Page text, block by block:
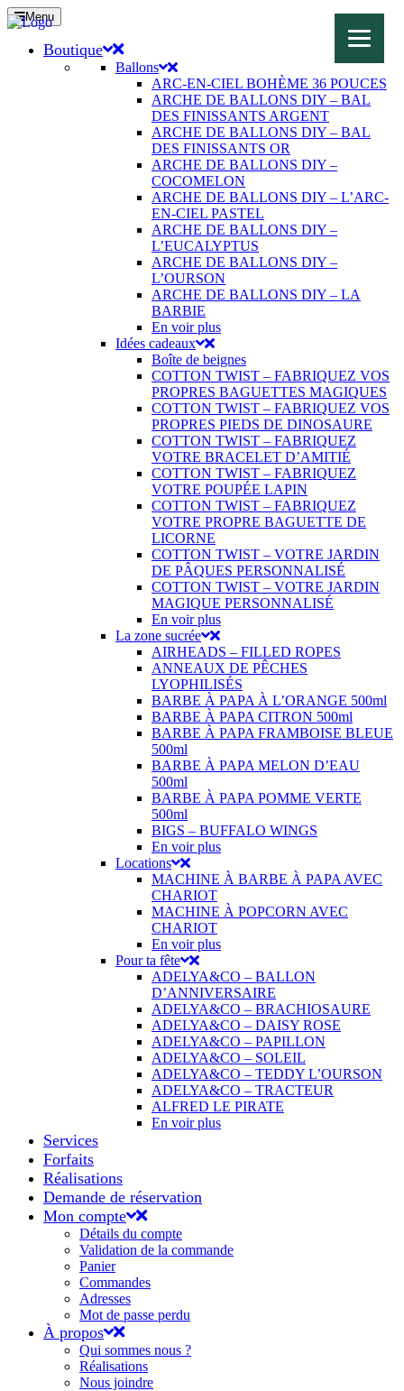
Menu
Boutique
Ballons
ARC-EN-CIEL BOHÈME 36 POUCES
ARCHE DE BALLONS DIY – BAL
DES FINISSANTS ARGENT
ARCHE DE BALLONS DIY – BAL
DES FINISSANTS OR
ARCHE DE BALLONS DIY –
COCOMELON
ARCHE DE BALLONS DIY – L’ARC-
EN-CIEL PASTEL
ARCHE DE BALLONS DIY –
L’EUCALYPTUS
ARCHE DE BALLONS DIY –
L’OURSON
ARCHE DE BALLONS DIY – LA
BARBIE
En voir plus
Idées cadeaux
Boîte de beignes
COTTON TWIST – FABRIQUEZ VOS
PROPRES BAGUETTES MAGIQUES
COTTON TWIST – FABRIQUEZ VOS
PROPRES PIEDS DE DINOSAURE
COTTON TWIST – FABRIQUEZ
VOTRE BRACELET D’AMITIÉ
COTTON TWIST – FABRIQUEZ
VOTRE POUPÉE LAPIN
COTTON TWIST – FABRIQUEZ
VOTRE PROPRE BAGUETTE DE
LICORNE
COTTON TWIST – VOTRE JARDIN
DE PÂQUES PERSONNALISÉ
COTTON TWIST – VOTRE JARDIN
MAGIQUE PERSONNALISÉ
En voir plus
La zone sucrée
AIRHEADS – FILLED ROPES
ANNEAUX DE PÊCHES
LYOPHILISÉS
BARBE À PAPA À L’ORANGE 500ml
BARBE À PAPA CITRON 500ml
BARBE À PAPA FRAMBOISE BLEUE
500ml
BARBE À PAPA MELON D’EAU
500ml
BARBE À PAPA POMME VERTE
500ml
BIGS – BUFFALO WINGS
En voir plus
Locations
MACHINE À BARBE À PAPA AVEC
CHARIOT
MACHINE À POPCORN AVEC
CHARIOT
En voir plus
Pour ta fête
ADELYA&CO – BALLON
D’ANNIVERSAIRE
ADELYA&CO – BRACHIOSAURE
ADELYA&CO – DAISY ROSE
ADELYA&CO – PAPILLON
ADELYA&CO – SOLEIL
ADELYA&CO – TEDDY L’OURSON
ADELYA&CO – TRACTEUR
ALFRED LE PIRATE
En voir plus
Services
Forfaits
Réalisations
Demande de réservation
Mon compte
Détails du compte
Validation de la commande
Panier
Commandes
Adresses
Mot de passe perdu
À propos
Qui sommes nous ?
Réalisations
Nous joindre